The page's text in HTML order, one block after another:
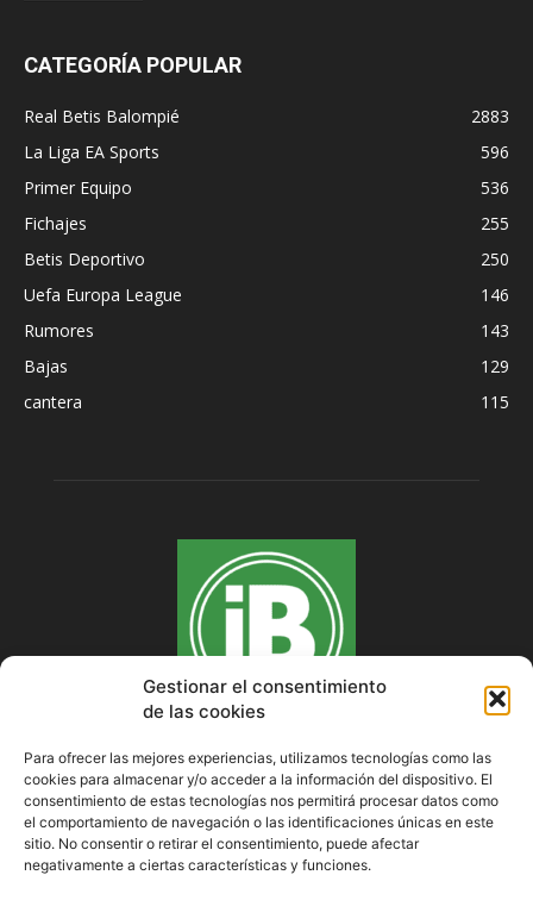
Gestionar el consentimiento
de las cookies
Para ofrecer las mejores experiencias, utilizamos tecnologías como las
cookies para almacenar y/o acceder a la información del dispositivo. El
consentimiento de estas tecnologías nos permitirá procesar datos como
el comportamiento de navegación o las identificaciones únicas en este
sitio. No consentir o retirar el consentimiento, puede afectar
negativamente a ciertas características y funciones.
CATEGORÍA POPULAR
Real Betis Balompié
2883
La Liga EA Sports
596
Primer Equipo
536
Fichajes
255
Betis Deportivo
250
Uefa Europa League
146
Rumores
143
Bajas
129
cantera
115
SOBRE NOSOTROS